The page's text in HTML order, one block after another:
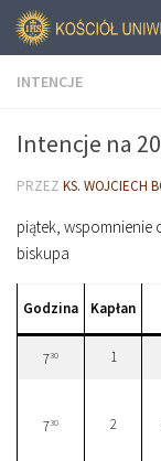
INTENCJE
Intencje na
PRZEZ KS. WOJCIECH
piątek, wspomnienie
biskupa
Godzina Kapłan
730 1
730 2